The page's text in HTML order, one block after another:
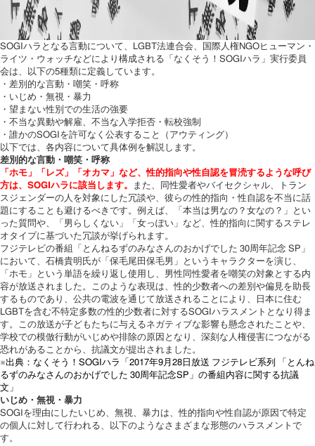
SOGIハラとなる言動について、LGBT法連合会、国際人権NGOヒューマン・
ライツ・ウォッチなどにより構成される「なくそう！SOGIハラ」実行委員
会は、以下の5種類に定義しています。
・差別的な言動・嘲笑・呼称
・いじめ・無視・暴力
・望まない性別での生活の強要
・不当な異動や解雇、不当な入学拒否・転校強制
・誰かのSOGIを許可なく公表すること（アウティング）
以下では、各内容について具体例を解説します。
差別的な言動・嘲笑・呼称
「ホモ」「レズ」「オカマ」など、性的指向や性自認を冒涜するような呼び
方は、SOGIハラに該当します。
また、同性愛者やバイセクシャル、トラン
スジェンダーの人を対象にした冗談や、彼らの性的指向・性自認を不当に話
題にすることも避けるべきです。例えば、「本当は男なの？女なの？」とい
った質問や、「男らしくない」「女っぽい」など、性的指向に関するステレ
オタイプに基づいた冗談が挙げられます。
フジテレビの番組「とんねるずのみなさんのおかげでした 30周年記念 SP」
において、石橋貴明氏が「保毛尾田保毛男」というキャラクターを演じ、
「ホモ」という単語を繰り返し使用し、男性同性愛者を嘲笑の対象とする内
容が放送されました。このような表現は、性的少数者への差別や偏見を助長
するものであり、公共の電波を通じて放送されることにより、日本に住む
LGBTを含む不特定多数の性的少数者に対するSOGIハラスメントとなり得ま
す。この放送が子どもたちに与えるネガティブな影響も懸念されたことや、
学校での模倣行動がいじめや排除の原因となり、深刻な人権侵害につながる
恐れがあることから、抗議文が提出されました。
※出典：なくそう！SOGIハラ「2017年9月28日放送 フジテレビ系列 「とんね
るずのみなさんのおかげでした 30周年記念SP」の番組内容に関する抗議
文」
いじめ・無視・暴力
SOGIを理由にしたいじめ、無視、暴力は、性的指向や性自認が原因で特定
の個人に対して行われる、以下のようなさまざまな形態のハラスメントで
す。